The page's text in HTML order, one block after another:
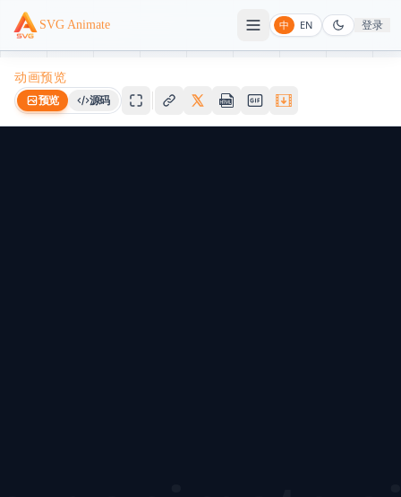
SVG Animate 中 EN 登录
动画预览
预览 源码